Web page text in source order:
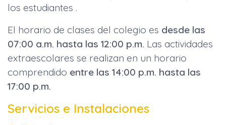
los estudiantes .
El horario de clases del colegio es desde las
07:00 a.m. hasta las 12:00 p.m. Las actividades
extraescolares se realizan en un horario
comprendido entre las 14:00 p.m. hasta las
17:00 p.m.
Servicios e Instalaciones